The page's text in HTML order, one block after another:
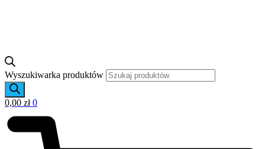
Wyszukiwarka produktów
0,00 zł 0